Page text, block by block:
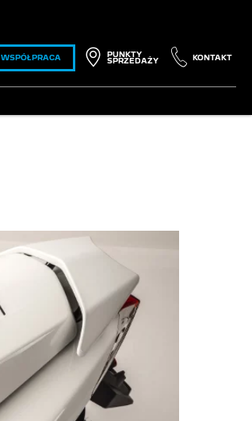
WSPÓŁPRACA PUNKTY
SPRZEDAŻY KONTAKT